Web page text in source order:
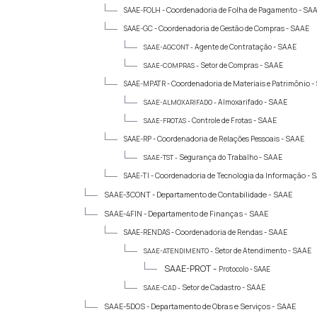
SAAE-FOLH -Coordenadoria de Folha de Pagamento -
SAAE-GC -Coordenadoria de Gestão de Compras - SAAE
SAAE-AGCONT -Agente de Contratação - SAAE
SAAE-COMPRAS - Setor de Compras - SAAE
SAAE-MPATR -Coordenadoria de Materiais e Patrimônio -
SAAE-ALMOXARIFADO -Almoxarifado - SAAE
SAAE-FROTAS -Controle de Frotas - SAAE
SAAE-RP -Coordenadoria de Relações Pessoais - SAAE
SAAE-TST - Segurança do Trabalho - SAAE
SAAE-TI -Coordenadoria de Tecnologia da Informação -
SAAE-3CONT - Departamento de Contabilidade - SAAE
SAAE-4FIN - Departamento de Finanças - SAAE
SAAE-RENDAS -Coordenadoria de Rendas - SAAE
SAAE-ATENDIMENTO - Setor de Atendimento - SAAE
SAAE-PROT - Protocolo - SAAE
SAAE-CAD - Setor de Cadastro - SAAE
SAAE-5DOS - Departamento de Obras e Serviços - SAAE